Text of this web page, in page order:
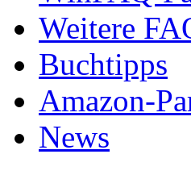
Weitere
Buchtipps
Amazon-
News